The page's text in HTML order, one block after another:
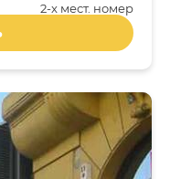
2-x мест. номер